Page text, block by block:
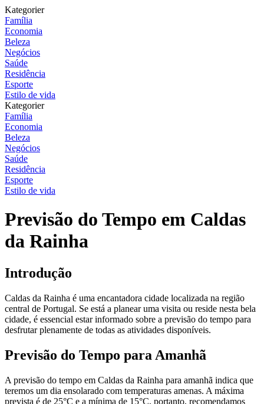
Kategorier
Família
Economia
Beleza
Negócios
Saúde
Residência
Esporte
Estilo de vida
Kategorier
Família
Economia
Beleza
Negócios
Saúde
Residência
Esporte
Estilo de vida
Previsão do Tempo em Caldas
da Rainha
Introdução
Caldas da Rainha é uma encantadora cidade localizada na região
central de Portugal. Se está a planear uma visita ou reside nesta bela
cidade, é essencial estar informado sobre a previsão do tempo para
desfrutar plenamente de todas as atividades disponíveis.
Previsão do Tempo para Amanhã
A previsão do tempo em Caldas da Rainha para amanhã indica que
teremos um dia ensolarado com temperaturas amenas. A máxima
prevista é de 25°C e a mínima de 15°C, portanto, recomendamos